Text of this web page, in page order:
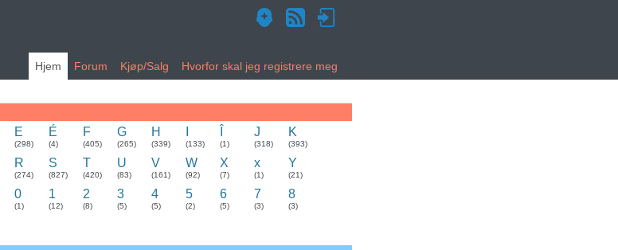
Hjem Forum Kjøp/Salg Hvorfor skal jeg registrere meg
E
(298)
É
(4)
F
(405)
G
(265)
H
(339) (133) (1)
J
(318)
K
(393)
R
(274)
S
(827)
T
(420)
U
(83)
V
(161)
W
(92)
X
(7)
x
(1)
Y
(21)
0
(1)
1
(12)
2
(8)
3
(5)
4
(5)
5
(2)
6
(5)
7
(3)
8
(3)